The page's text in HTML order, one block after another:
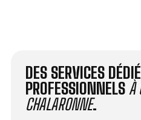
DES SERVICES
PROFESSIONNELS À
CHALARONNE.